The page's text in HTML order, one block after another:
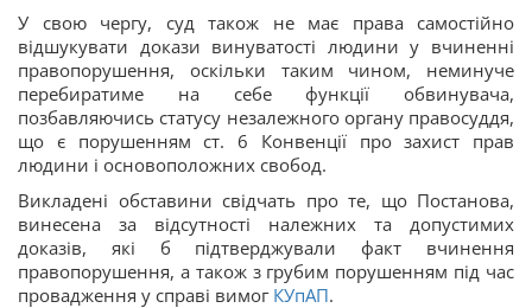
У свою чергу, суд також не має права самостійно
відшукувати докази винуватості людини у вчиненні
правопорушення, оскільки таким чином, неминуче
перебиратиме на себе функції обвинувача,
позбавляючись статусу незалежного органу правосуддя,
що є порушенням ст. 6 Конвенції про захист прав
людини і основоположних свобод.
Викладені обставини свідчать про те, що Постанова,
винесена за відсутності належних та допустимих
доказів, які б підтверджували факт вчинення
правопорушення, а також з грубим порушенням під час
провадження у справі вимог КУпАП.